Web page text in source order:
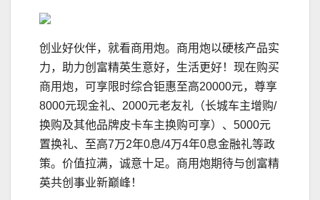
创业好伙伴，就看商用炮。商用炮以硬核产品实
力，助力创富精英生意好，生活更好！现在购买
商用炮，可享限时综合钜惠至高20000元，尊享
8000元现金礼、2000元老友礼（长城车主增购/
换购及其他品牌皮卡车主换购可享）、5000元
置换礼、至高7万2年0息/4万4年0息金融礼等政
策。价值拉满，诚意十足。商用炮期待与创富精
英共创事业新巅峰！